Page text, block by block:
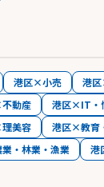
港区×小売
港
動産
港区×IT・
美容
港区×教育
・林業・漁業
港